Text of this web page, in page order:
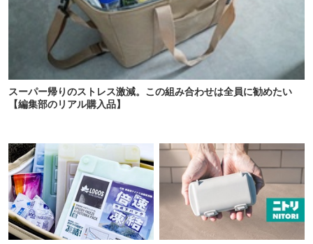
スーパー帰りのストレス激減。この組み合わせは全員に勧めたい
【編集部のリアル購入品】